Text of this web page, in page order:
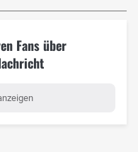
Fans über